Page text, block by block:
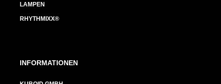
LAMPEN
RHYTHMIXX®
INFORMATIONEN